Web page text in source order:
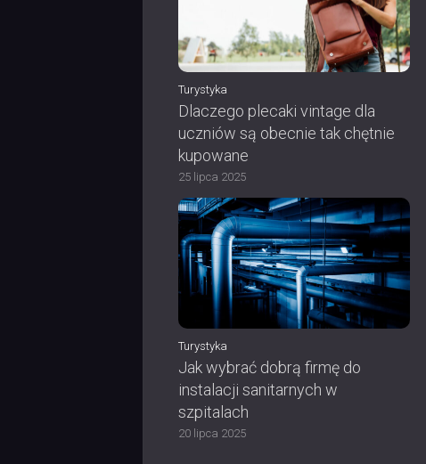
Turystyka
Dlaczego plecaki vintage dla
uczniów są obecnie tak chętnie
kupowane
25 lipca 2025
Turystyka
Jak wybrać dobrą firmę do
instalacji sanitarnych w
szpitalach
20 lipca 2025